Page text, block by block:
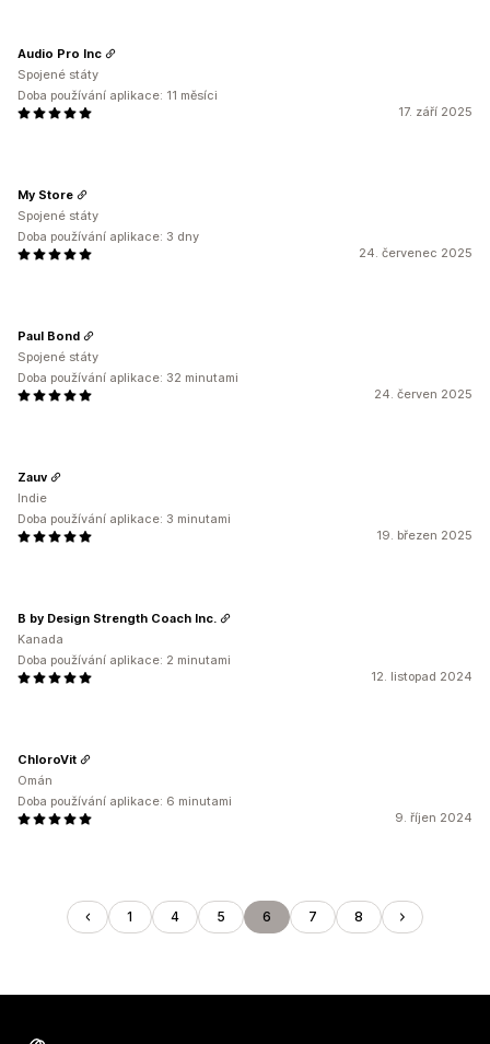
17. září 2025
Audio Pro Inc
Spojené státy
Doba používání aplikace: 11 měsíci
24. červenec 2025
My Store
Spojené státy
Doba používání aplikace: 3 dny
24. červen 2025
Paul Bond
Spojené státy
Doba používání aplikace: 32 minutami
19. březen 2025
Zauv
Indie
Doba používání aplikace: 3 minutami
12. listopad 2024
B by Design Strength Coach Inc.
Kanada
Doba používání aplikace: 2 minutami
9. říjen 2024
ChloroVit
Omán
Doba používání aplikace: 6 minutami
1 4 5 6 7 8